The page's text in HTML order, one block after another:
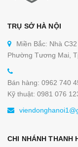
TRỤ SỞ HÀ NỘI
Miền Bắc: Nhà
Phường Tương Mai,
Bán hàng: 0962 740
Kỹ thuật: 0981 076
CHI NHÁNH THANH